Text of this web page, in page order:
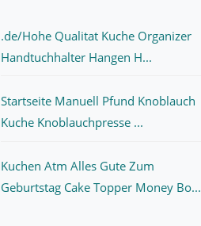
.de/Hohe Qualitat Kuche Organizer
Handtuchhalter Hangen H...
Startseite Manuell Pfund Knoblauch
Kuche Knoblauchpresse ...
Kuchen Atm Alles Gute Zum
Geburtstag Cake Topper Money Bo...